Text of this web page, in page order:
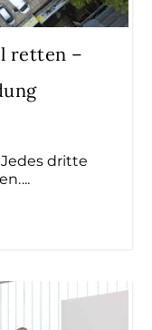
retten –
dritte